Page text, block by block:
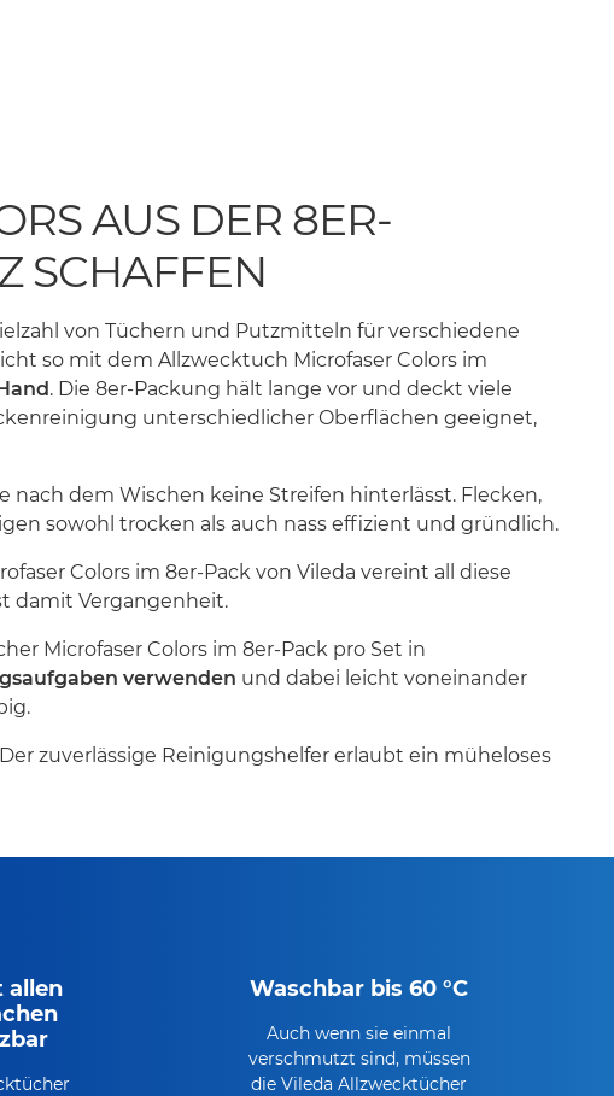
AUS DER 8ER-
SCHAFFEN
von Tüchern und Putzmitteln für verschiedene
so mit dem Allzwecktuch Microfaser Colors im
. Die 8er-Packung hält lange vor und deckt viele
unterschiedlicher Oberflächen geeignet,
nach dem Wischen keine Streifen hinterlässt. Flecken,
sowohl trocken als auch nass effizient und gründlich.
Colors im 8er-Pack von Vileda vereint all diese
damit Vergangenheit.
Microfaser Colors im 8er-Pack pro Set in
verwenden und dabei leicht voneinander
zuverlässige Reinigungshelfer erlaubt ein müheloses
allen
Waschbar bis 60 °C
Auch wenn sie einmal
verschmutzt sind, müssen
die Vileda Allzwecktücher